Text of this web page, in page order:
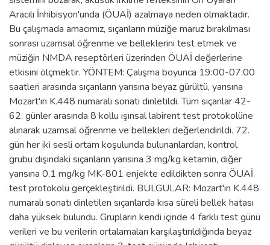
Aracılı İnhibisyon'unda (ÖUAİ) azalmaya neden olmaktadır.
Bu çalışmada amacımız, sıçanların müziğe maruz bırakılması
sonrası uzamsal öğrenme ve belleklerini test etmek ve
müziğin NMDA reseptörleri üzerinden ÖUAİ değerlerine
etkisini ölçmektir. YÖNTEM: Çalışma boyunca 19:00-07:00
saatleri arasında sıçanların yarısına beyaz gürültü, yarısına
Mozart'ın K.448 numaralı sonatı dinletildi. Tüm sıçanlar 42-
62. günler arasında 8 kollu ışınsal labirent test protokolüne
alınarak uzamsal öğrenme ve bellekleri değerlendirildi. 72.
gün her iki sesli ortam koşulunda bulunanlardan, kontrol
grubu dışındaki sıçanların yarısına 3 mg/kg ketamin, diğer
yarısına 0,1 mg/kg MK-801 enjekte edildikten sonra ÖUAİ
test protokolü gerçekleştirildi. BULGULAR: Mozart'ın K.448
numaralı sonatı dinletilen sıçanlarda kısa süreli bellek hatası
daha yüksek bulundu. Grupların kendi içinde 4 farklı test günü
verileri ve bu verilerin ortalamaları karşılaştırıldığında beyaz